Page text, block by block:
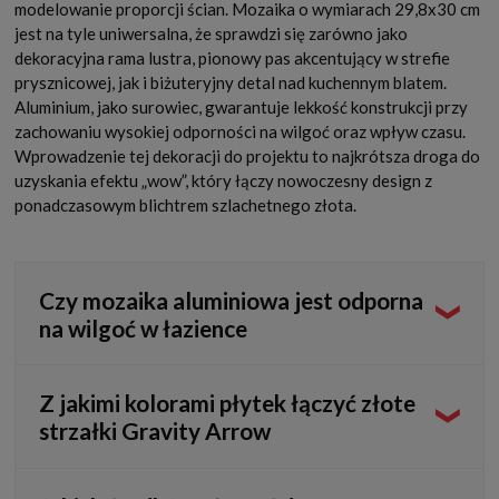
modelowanie proporcji ścian. Mozaika o wymiarach 29,8x30 cm
jest na tyle uniwersalna, że sprawdzi się zarówno jako
dekoracyjna rama lustra, pionowy pas akcentujący w strefie
prysznicowej, jak i biżuteryjny detal nad kuchennym blatem.
Aluminium, jako surowiec, gwarantuje lekkość konstrukcji przy
zachowaniu wysokiej odporności na wilgoć oraz wpływ czasu.
Wprowadzenie tej dekoracji do projektu to najkrótsza droga do
uzyskania efektu „wow”, który łączy nowoczesny design z
ponadczasowym blichtrem szlachetnego złota.
Czy mozaika aluminiowa jest odporna
na wilgoć w łazience
domowych salonach kąpielowych. Zastosowane aluminium
jest naturalnie odporne na korozję, a ochronna powłoka
Z jakimi kolorami płytek łączyć złote
strzałki Gravity Arrow